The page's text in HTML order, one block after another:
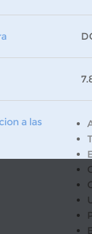
a las